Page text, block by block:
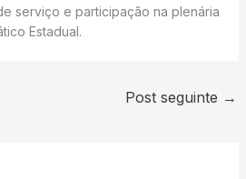
serviço e participação na plenária
Estadual.
Post seguinte →